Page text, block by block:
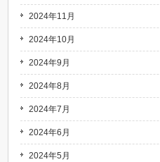
2024年11月
2024年10月
2024年9月
2024年8月
2024年7月
2024年6月
2024年5月